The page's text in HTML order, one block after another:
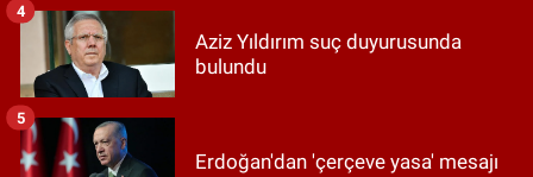
Aziz Yıldırım suç duyurusunda
bulundu
4
Erdoğan'dan 'çerçeve yasa' mesajı
5